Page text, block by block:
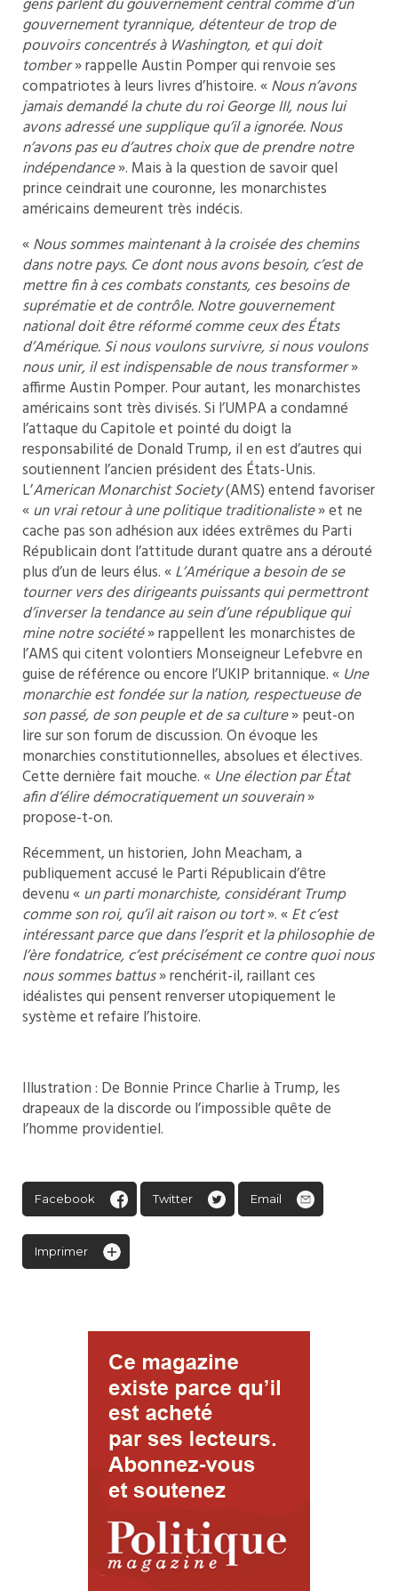
gouvernement tyrannique, détenteur de trop de
pouvoirs concentrés à Washington, et qui doit
tomber» rappelle Austin Pomper qui renvoie ses
compatriotes à leurs livres d’histoire. «Nous n’avons
jamais demandé la chute du roi George III, nous lui
avons adressé une supplique qu’il a ignorée. Nous
n’avons pas eu d’autres choix que de prendre notre
indépendance». Mais à la question de savoir quel
prince ceindrait une couronne, les monarchistes
américains demeurent très indécis.
«Nous sommes maintenant à la croisée des chemins
dans notre pays. Ce dont nous avons besoin, c’est de
mettre fin à ces combats constants, ces besoins de
suprématie et de contrôle. Notre gouvernement
national doit être réformé comme ceux des États
d’Amérique. Si nous voulons survivre, si nous voulons
nous unir, il est indispensable de nous transformer»
affirme Austin Pomper. Pour autant, les monarchistes
américains sont très divisés. Si l’UMPA a condamné
l’attaque du Capitole et pointé du doigt la
responsabilité de Donald Trump, il en est d’autres qui
soutiennent l’ancien président des États-Unis.
L’American Monarchist Society(AMS) entend favoriser
«un vrai retour à une politique traditionaliste» et ne
cache pas son adhésion aux idées extrêmes du Parti
Républicain dont l’attitude durant quatre ans a dérouté
plus d’un de leurs élus. «L’Amérique a besoin de se
tourner vers des dirigeants puissants qui permettront
d’inverser la tendance au sein d’une république qui
mine notre société» rappellent les monarchistes de
l’AMS qui citent volontiers Monseigneur Lefebvre en
guise de référence ou encore l’UKIP britannique. « Une
monarchie est fondée sur la nation, respectueuse de
son passé, de son peuple et de sa culture» peut-on
lire sur son forum de discussion. On évoque les
monarchies constitutionnelles, absolues et électives.
Cette dernière fait mouche. « Une élection par État
afin d’élire démocratiquement un souverain»
propose-t-on.
Récemment, un historien, John Meacham, a
publiquement accusé le Parti Républicain d’être
devenu «un parti monarchiste, considérant Trump
comme son roi, qu’il ait raison ou tort». «Et c’est
intéressant parce que dans l’esprit et la philosophie de
l’ère fondatrice, c’est précisément ce contre quoi nous
nous sommes battus» renchérit-il, raillant ces
idéalistes qui pensent renverser utopiquement le
système et refaire l’histoire.
Illustration : De Bonnie Prince Charlie à Trump, les
drapeaux de la discorde ou l’impossible quête de
l’homme providentiel.
Facebook Twitter Email
Imprimer